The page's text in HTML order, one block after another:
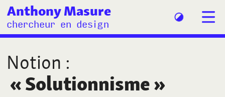
Anthony Masure
chercheur en design
Notion :
«Solutionnisme»